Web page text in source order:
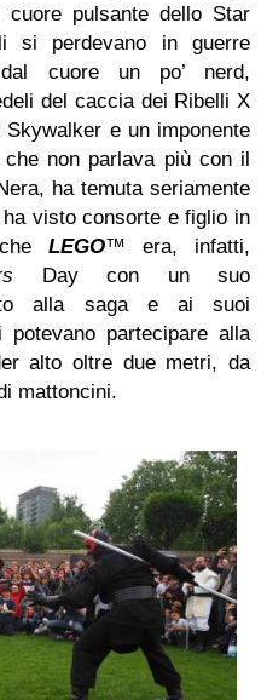
pulsante dello Star
si perdevano in guerre
cuore un po’ nerd,
del caccia dei Ribelli X
e un imponente
non parlava più con il
ha temuta seriamente
visto consorte e figlio in
LEGO™ era, infatti,
Day con un suo
alla saga e ai suoi
potevano partecipare alla
alto oltre due metri, da
mattoncini.